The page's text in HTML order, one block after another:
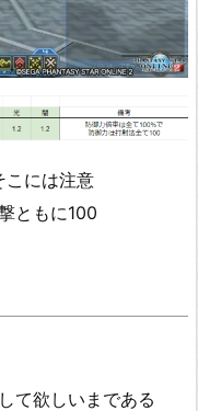
こには注意
ともに100
て欲しいまである